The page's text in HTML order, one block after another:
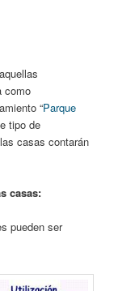
aquellas
como
“Parque
tipo de
casas contarán
casas:
pueden ser